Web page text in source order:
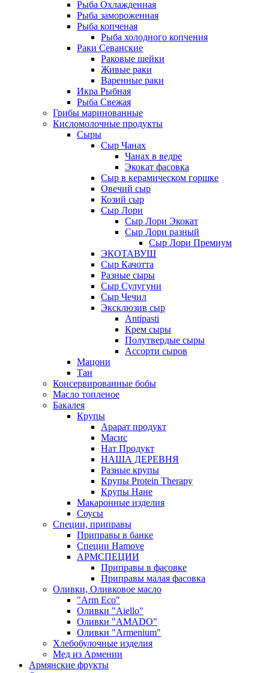
Рыба Охлажденная
Рыба замороженная
Рыба копченая
Рыба холодного копчения
Раки Севанские
Раковые шейки
Живые раки
Варенные раки
Икра Рыбная
Рыба Свежая
Грибы маринованные
Кисломолочные продукты
Сыры
Сыр Чанах
Чанах в ведре
Экокат фасовка
Сыр в керамическом горшке
Овечий сыр
Козий сыр
Сыр Лори
Сыр Лори Экокат
Сыр Лори разный
Сыр Лори Премиум
ЭКОТАВУШ
Сыр Качотта
Разные сыры
Сыр Сулугуни
Сыр Чечил
Эксклюзив сыр
Antipasti
Крем сыры
Полутвердые сыры
Ассорти сыров
Мацони
Тан
Консервированные бобы
Масло топленое
Бакалея
Крупы
Арарат продукт
Масис
Нат Продукт
НАША ДЕРЕВНЯ
Разные крупы
Крупы Protein Therapy
Крупы Нане
Макаронные изделия
Соусы
Специи, приправы
Приправы в банке
Специи Hamove
АРМСПЕЦИИ
Приправы в фасовке
Приправы малая фасовка
Оливки, Оливковое масло
"Arm Eco"
Оливки "Aiello"
Оливки "AMADO"
Оливки "Armenium"
Хлебобулочные изделия
Мед из Армении
Армянские фрукты